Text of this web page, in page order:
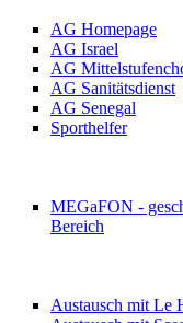
AG Homepage
AG Israel
AG
AG Sanitätsdienst
AG Senegal
Sporthelfer
MEGaFON -
Bereich
Austausch mit Le